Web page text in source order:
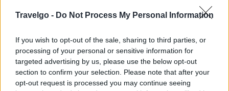
Travelgo - Do Not Process My Personal Information
If you wish to opt-out of the sale, sharing to third parties, or
processing of your personal or sensitive information for
targeted advertising by us, please use the below opt-out
section to confirm your selection. Please note that after your
opt-out request is processed you may continue seeing
Pamukkale, Τουρκία